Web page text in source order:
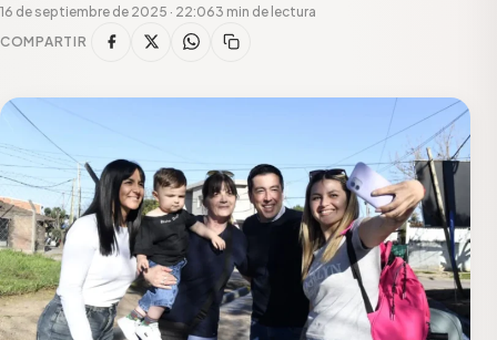
16 de septiembre de 2025 · 22:063 min de lectura
COMPARTIR